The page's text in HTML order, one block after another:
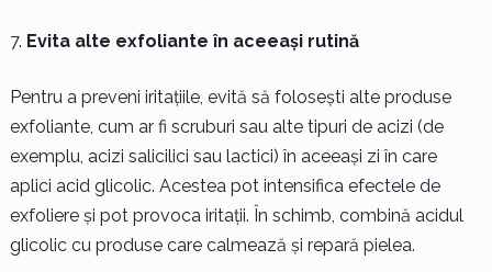
Evita alte exfoliante în aceeași rutină
Pentru a preveni iritațiile, evită să folosești alte produse
exfoliante, cum ar fi scruburi sau alte tipuri de acizi (de
exemplu, acizi salicilici sau lactici) în aceeași zi în care
aplici acid glicolic. Acestea pot intensifica efectele de
exfoliere și pot provoca iritații. În schimb, combină acidul
glicolic cu produse care calmează și repară pielea.